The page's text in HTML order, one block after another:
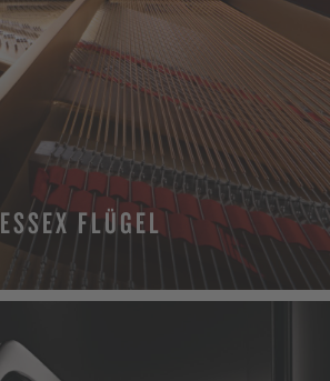
ESSEX FLÜGEL